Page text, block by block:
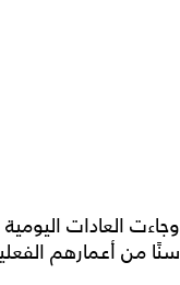
وجاءت العادات
سنًا من أعمارهم